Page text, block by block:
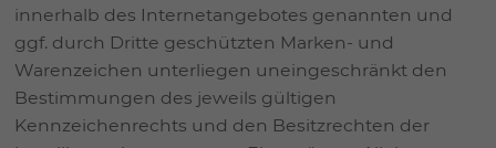
innerhalb des Internetangebotes genannten und
ggf. durch Dritte geschützten Marken- und
Warenzeichen unterliegen uneingeschränkt den
Bestimmungen des jeweils gültigen
Kennzeichenrechts und den Besitzrechten der